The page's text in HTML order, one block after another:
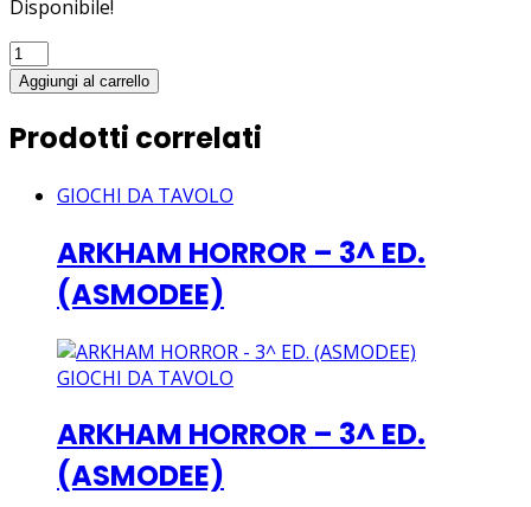
Disponibile!
THE
GAME
Aggiungi al carrello
Prodotti correlati
GIOCHI DA TAVOLO
ARKHAM HORROR – 3^ ED.
(ASMODEE)
GIOCHI DA TAVOLO
ARKHAM HORROR – 3^ ED.
(ASMODEE)